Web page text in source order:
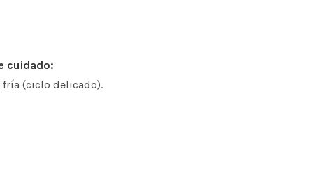
cuidado:
fría (ciclo delicado).